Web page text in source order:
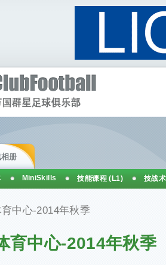
中心-2014年秋季
育中心-2014年秋季
册
MiniSkills 技能课程 (L1) 技战